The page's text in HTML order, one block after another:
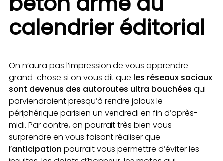
calendrier éditorial
On n’aura pas l’impression de vous apprendre
grand-chose si on vous dit que les réseaux sociaux
sont devenus des autoroutes ultra bouchées qui
parviendraient presqu’à rendre jaloux le
périphérique parisien un vendredi en fin d’après-
midi. Par contre, on pourrait très bien vous
surprendre en vous faisant réaliser que
l’anticipation pourrait vous permettre d’éviter les